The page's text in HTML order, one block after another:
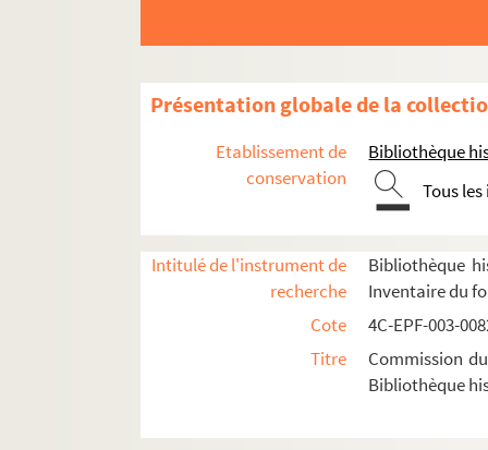
Présentation globale de la
Etablissement de
conservation
Bibliothèque
Tous
Intitulé de l'instrument de
recherche
Bibliothèque
Inventaire du
Cote
4C-EPF-003-
Titre
Commission
Bibliothèque
Dossier n° 84
Dossier n° 85
Dossier n° 86
Dossier n° 87
Dossier n° 89
Dossier n° 90